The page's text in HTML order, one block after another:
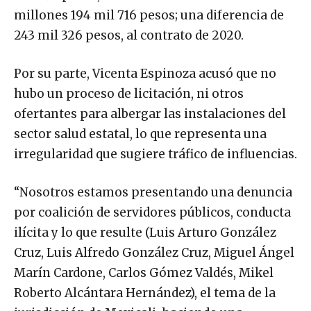
millones 194 mil 716 pesos; una diferencia de
243 mil 326 pesos, al contrato de 2020.
Por su parte, Vicenta Espinoza acusó que no
hubo un proceso de licitación, ni otros
ofertantes para albergar las instalaciones del
sector salud estatal, lo que representa una
irregularidad que sugiere tráfico de influencias.
“Nosotros estamos presentando una denuncia
por coalición de servidores públicos, conducta
ilícita y lo que resulte (Luis Arturo González
Cruz, Luis Alfredo González Cruz, Miguel Ángel
Marín Cardone, Carlos Gómez Valdés, Mikel
Roberto Alcántara Hernández), el tema de la